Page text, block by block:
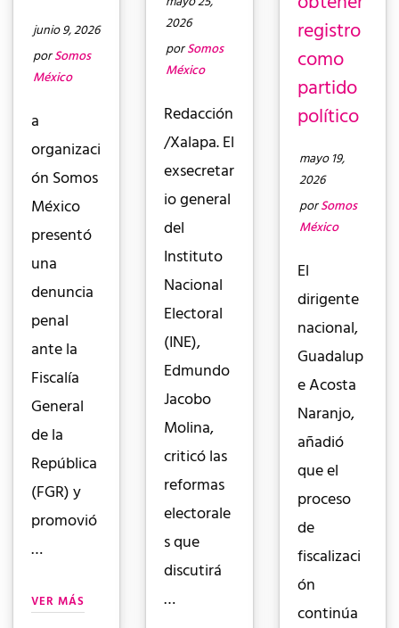
junio 9, 2026
porSomos
México
a
organizaci
ón Somos
México
presentó
una
denuncia
penal
ante la
Fiscalía
General
de la
República
(FGR) y
promovió
…
VER MÁS
2026
porSomos
México
Redacción
/Xalapa. El
exsecretar
io general
del
Instituto
Nacional
Electoral
(INE),
Edmundo
Jacobo
Molina,
criticó las
reformas
electorale
s que
discutirá
…
registro
como
partido
político
mayo 19,
2026
porSomos
México
El
dirigente
nacional,
Guadalup
e Acosta
Naranjo,
añadió
que el
proceso
de
fiscalizaci
ón
continúa